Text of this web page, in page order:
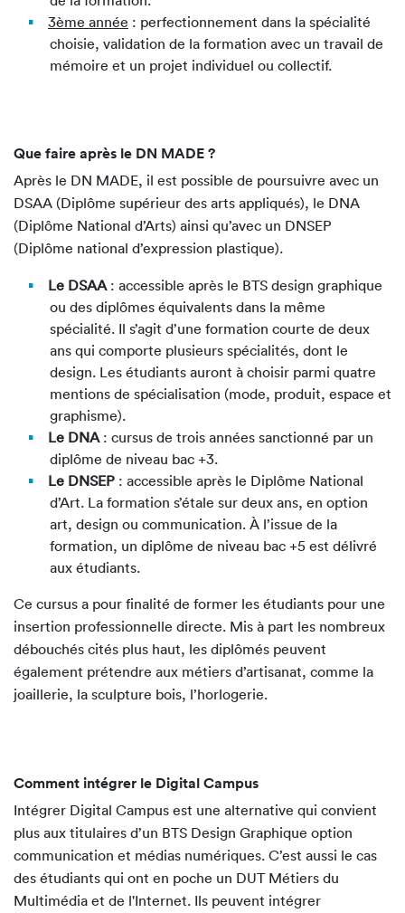
3ème année : perfectionnement dans la spécialité
choisie, validation de la formation avec un travail de
mémoire et un projet individuel ou collectif.
Que faire après le DN MADE ?
Après le DN MADE, il est possible de poursuivre avec un
DSAA (Diplôme supérieur des arts appliqués), le DNA
(Diplôme National d’Arts) ainsi qu’avec un DNSEP
(Diplôme national d’expression plastique).
Le DSAA: accessible après le BTS design graphique
ou des diplômes équivalents dans la même
spécialité. Il s’agit d’une formation courte de deux
ans qui comporte plusieurs spécialités, dont le
design. Les étudiants auront à choisir parmi quatre
mentions de spécialisation (mode, produit, espace et
graphisme).
Le DNA: cursus de trois années sanctionné par un
diplôme de niveau bac +3.
Le DNSEP : accessible après le Diplôme National
d’Art. La formation s’étale sur deux ans, en option
art, design ou communication. À l’issue de la
formation, un diplôme de niveau bac +5 est délivré
aux étudiants.
Ce cursus a pour finalité de former les étudiants pour une
insertion professionnelle directe. Mis à part les nombreux
débouchés cités plus haut, les diplômés peuvent
également prétendre aux métiers d’artisanat, comme la
joaillerie, la sculpture bois, l’horlogerie.
Comment intégrer le Digital Campus
Intégrer Digital Campus est une alternative qui convient
plus aux titulaires d’un BTS Design Graphique option
communication et médias numériques. C’est aussi le cas
des étudiants qui ont en poche un DUT Métiers du
Multimédia et de l'Internet. Ils peuvent intégrer